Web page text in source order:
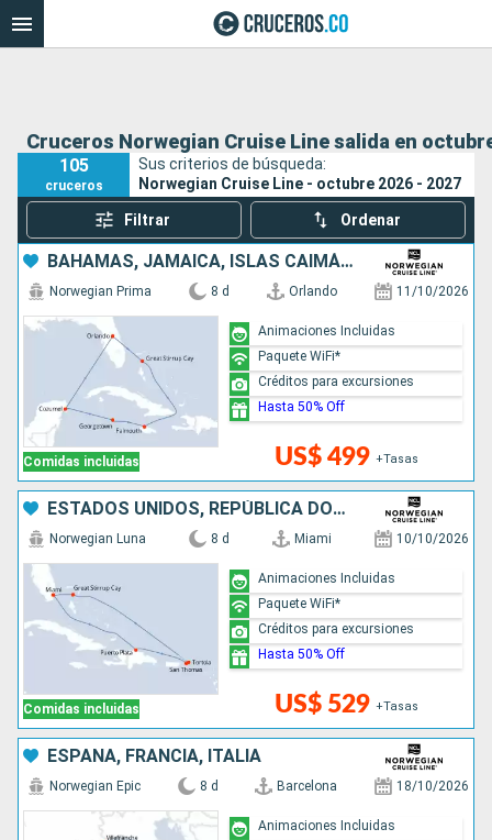
Cruceros Norwegian Cruise Line salida en
105
cruceros
Sus criterios de búsqueda:
Norwegian Cruise Line - octubre 2026 - 2027
Filtrar Ordenar
BAHAMAS, JAMAICA, ISLAS CAIMÁN, MÉXICO, ESTADOS UNIDOS
Comidas incluidas
Norwegian Prima 8 d Orlando 11/10/2026
US$ 499 +Tasas
Animaciones Incluidas
Paquete WiFi*
Créditos para excursiones
Hasta 50% Off
ESTADOS UNIDOS, REPÚBLICA DOMINICANA, BAHAMAS
Comidas incluidas
Norwegian Luna 8 d Miami 10/10/2026
US$ 529 +Tasas
Animaciones Incluidas
Paquete WiFi*
Créditos para excursiones
Hasta 50% Off
ESPAÑA, FRANCIA, ITALIA
Norwegian Epic 8 d Barcelona 18/10/2026
Animaciones Incluidas